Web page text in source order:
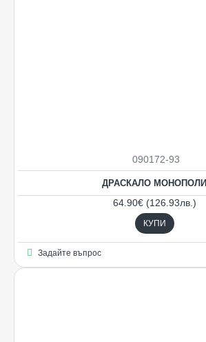
090172-93
ДРАСКАЛО МОНОПОЛИ
64.90€ (126.93лв.)
КУПИ
Задайте въпрос